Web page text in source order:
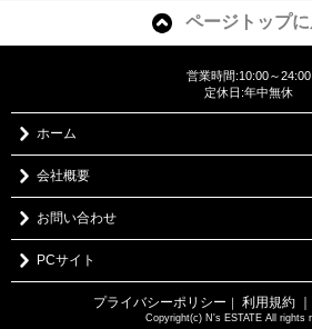
ページトップ
営業時間:10:00～24:00
定休日:年中無休
ホーム
会社概要
お問い合わせ
PCサイト
プライバシーポリシー ｜ 利用規約
Copyright(c) N's ESTATE All rights